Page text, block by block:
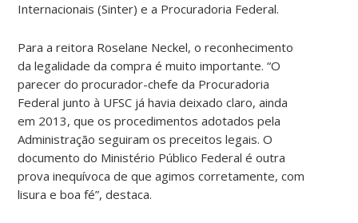
Internacionais (Sinter) e a Procuradoria Federal.
Para a reitora Roselane Neckel, o reconhecimento
da legalidade da compra é muito importante. “O
parecer do procurador-chefe da Procuradoria
Federal junto à UFSC já havia deixado claro, ainda
em 2013, que os procedimentos adotados pela
Administração seguiram os preceitos legais. O
documento do Ministério Público Federal é outra
prova inequívoca de que agimos corretamente, com
lisura e boa fé”, destaca.